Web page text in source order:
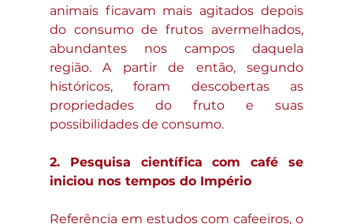
animais ficavam mais agitados depois
do consumo de frutos avermelhados,
abundantes nos campos daquela
região. A partir de então, segundo
históricos, foram descobertas as
propriedades do fruto e suas
possibilidades de consumo.
2. Pesquisa científica com café se
iniciou nos tempos do Império
Referência em estudos com cafeeiros, o